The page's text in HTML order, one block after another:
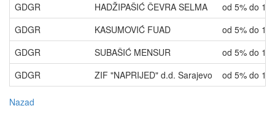
GDGR
HADŽIPAŠIĆ ČEVRA SELMA
od 5% do
GDGR
KASUMOVIĆ FUAD
od 5% do
GDGR
SUBAŠIĆ MENSUR
od 5% do
GDGR
ZIF "NAPRIJED" d.d. Sarajevo od 5% do
Nazad